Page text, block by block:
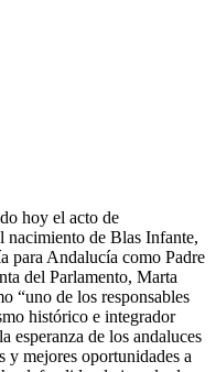
hoy el acto de
nacimiento de Blas Infante,
para Andalucía como Padre
del Parlamento, Marta
“uno de los responsables
histórico e integrador
esperanza de los andaluces
y mejores oportunidades a